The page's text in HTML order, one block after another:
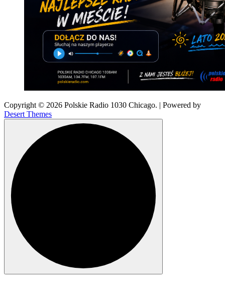
Copyright © 2026 Polskie Radio 1030 Chicago. | Powered by
Desert Themes